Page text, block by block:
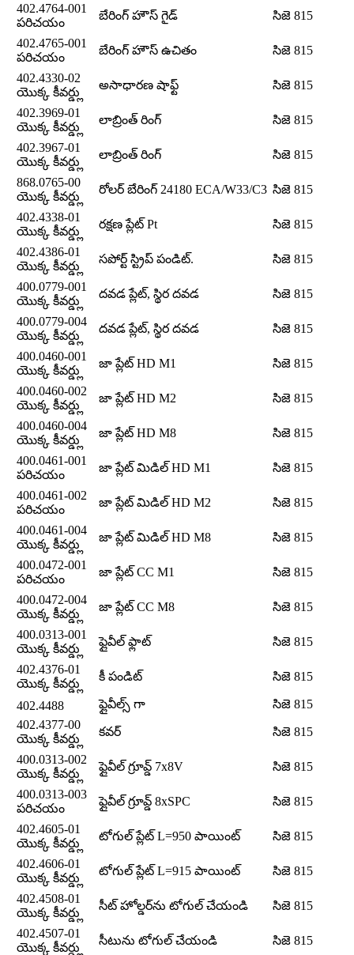
402.4764-001
పరిచయం
బేరింగ్ హౌస్ గైడ్ సిజె 815
402.4765-001
పరిచయం
బేరింగ్ హౌస్ ఉచితం సిజె 815
402.4330-02
యొక్క కీవర్డ్లు
అసాధారణ షాఫ్ట్ సిజె 815
402.3969-01
యొక్క కీవర్డ్లు
లాబ్రింత్ రింగ్ సిజె 815
402.3967-01
యొక్క కీవర్డ్లు
లాబ్రింత్ రింగ్ సిజె 815
868.0765-00
యొక్క కీవర్డ్లు
రోలర్ బేరింగ్ 24180 ECA/W33/C3 సిజె 815
402.4338-01
యొక్క కీవర్డ్లు
రక్షణ ప్లేట్ Pt సిజె 815
402.4386-01
యొక్క కీవర్డ్లు
సపోర్ట్ స్ట్రిప్ పండిట్. సిజె 815
400.0779-001
యొక్క కీవర్డ్లు
దవడ ప్లేట్, స్థిర దవడ సిజె 815
400.0779-004
యొక్క కీవర్డ్లు
దవడ ప్లేట్, స్థిర దవడ సిజె 815
400.0460-001
యొక్క కీవర్డ్లు
జా ప్లేట్ HD M1 సిజె 815
400.0460-002
యొక్క కీవర్డ్లు
జా ప్లేట్ HD M2 సిజె 815
400.0460-004
యొక్క కీవర్డ్లు
జా ప్లేట్ HD M8 సిజె 815
400.0461-001
పరిచయం
జా ప్లేట్ మిడిల్ HD M1 సిజె 815
400.0461-002
పరిచయం
జా ప్లేట్ మిడిల్ HD M2 సిజె 815
400.0461-004
యొక్క కీవర్డ్లు
జా ప్లేట్ మిడిల్ HD M8 సిజె 815
400.0472-001
పరిచయం
జా ప్లేట్ CC M1 సిజె 815
400.0472-004
యొక్క కీవర్డ్లు
జా ప్లేట్ CC M8 సిజె 815
400.0313-001
యొక్క కీవర్డ్లు
ఫ్లైవీల్ ఫ్లాట్ సిజె 815
402.4376-01
యొక్క కీవర్డ్లు
కీ పండిట్ సిజె 815
402.4488 ఫ్లైవీల్స్ గా
సిజె 815
402.4377-00
యొక్క కీవర్డ్లు
కవర్ సిజె 815
400.0313-002
యొక్క కీవర్డ్లు
ఫ్లైవీల్ గ్రూవ్డ్ 7x8V సిజె 815
400.0313-003
పరిచయం
ఫ్లైవీల్ గ్రూవ్డ్ 8xSPC సిజె 815
402.4605-01
యొక్క కీవర్డ్లు
టోగుల్ ప్లేట్ L=950 పాయింట్ సిజె 815
402.4606-01
యొక్క కీవర్డ్లు
టోగుల్ ప్లేట్ L=915 పాయింట్ సిజె 815
402.4508-01
యొక్క కీవర్డ్లు
సీట్ హోల్డర్‌ను టోగుల్ చేయండి సిజె 815
402.4507-01
యొక్క కీవర్డ్లు
సీటును టోగుల్ చేయండి సిజె 815